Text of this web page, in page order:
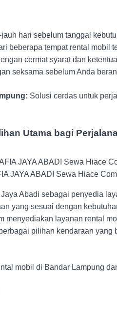
hari sebelum tanggal
beberapa tempat rental mobil
cermat syarat dan
seksama sebelum Anda
Solusi cerdas untuk
Utama bagi
JAYA ABADI Sewa Hiace
Abadi sebagai penyedia
yang sesuai dengan
menyediakan layanan rental
pilihan kendaraan
mobil di Bandar Lampung